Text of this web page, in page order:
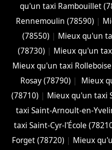
qu'un taxi Rambouillet
Rennemoulin (78590) |
(78550) | Mieux qu'un
(78730) | Mieux qu'un
Mieux qu'un taxi
Rosay (78790) |
Mieux
(78710) | Mieux qu'un taxi
taxi Saint-Arnoult-en-
taxi Saint-Cyr-l'École
Forget (78720) | Mieux